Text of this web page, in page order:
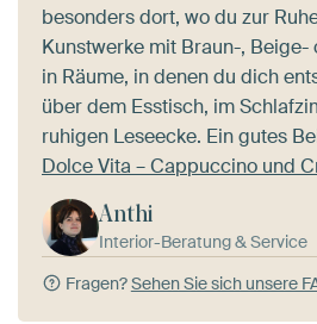
besonders dort, wo du zur
Kunstwerke mit Braun-, Beige-
in Räume, in denen du dich
über dem Esstisch, im
ruhigen Leseecke. Ein gutes
Dolce Vita – Cappuccino und
Anthi
Interior-Beratung & Service
Fragen?Sehen Sie sich unsere